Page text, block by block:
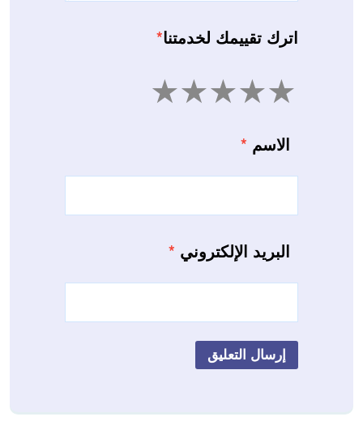
اترك تقييمك لخدمتنا*
4 3 2 1
الاسم *
البريد الإلكتروني *